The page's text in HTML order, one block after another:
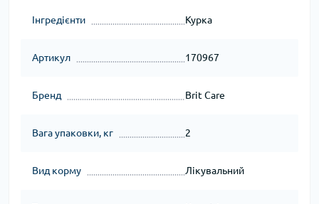
Інгредієнти Курка
Артикул 170967
Бренд Brit Care
Вага упаковки, кг 2
Вид корму Лікувальний